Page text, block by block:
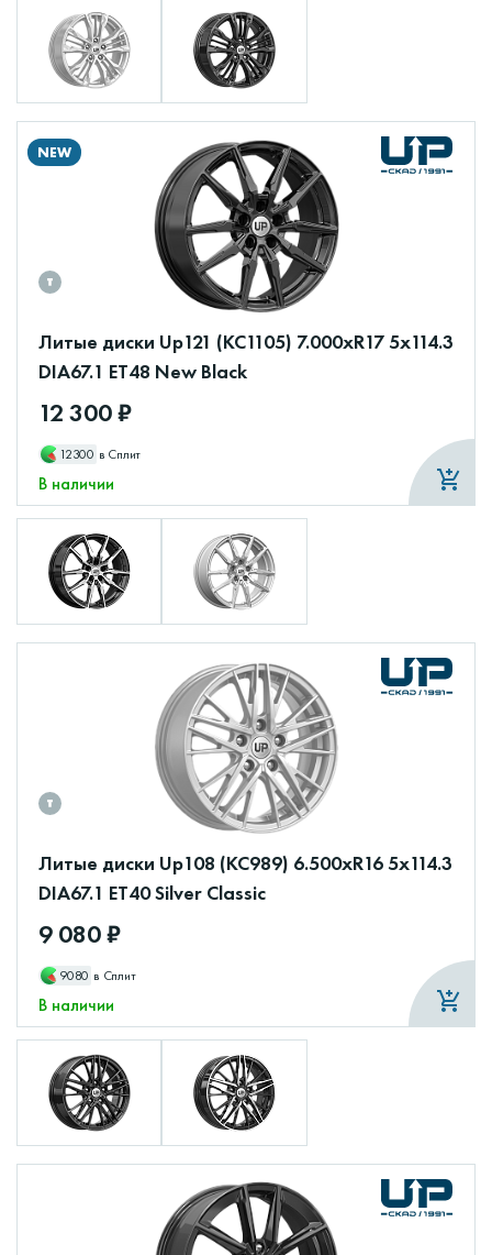
NEW
Литые диски Up121 (КС1105) 7.000xR17 5x114.3
DIA67.1 ET48 New Black
12 300 ₽
12300 в Сплит
В наличии
Литые диски Up108 (КС989) 6.500xR16 5x114.3
DIA67.1 ET40 Silver Classic
9 080 ₽
9080 в Сплит
В наличии